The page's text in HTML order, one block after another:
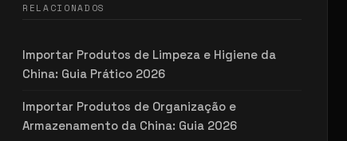
RELACIONADOS
Importar Produtos de Limpeza e Higiene da
China: Guia Prático 2026
Importar Produtos de Organização e
Armazenamento da China: Guia 2026